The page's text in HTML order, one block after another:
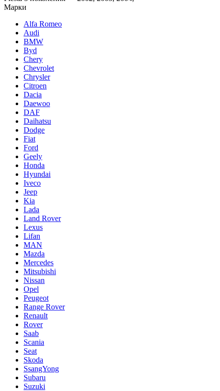
Марки
Alfa Romeo
Audi
BMW
Byd
Chery
Chevrolet
Chrysler
Citroen
Dacia
Daewoo
DAF
Daihatsu
Dodge
Fiat
Ford
Geely
Honda
Hyundai
Iveco
Jeep
Kia
Lada
Land Rover
Lexus
Lifan
MAN
Mazda
Mercedes
Mitsubishi
Nissan
Opel
Peugeot
Range Rover
Renault
Rover
Saab
Scania
Seat
Skoda
SsangYong
Subaru
Suzuki